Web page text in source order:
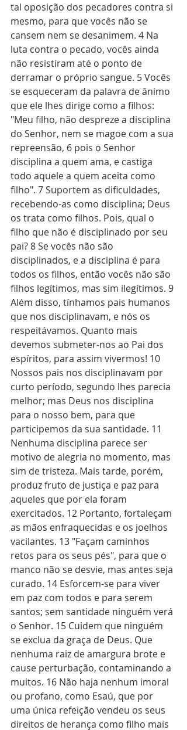
tal oposição dos pecadores contra si
mesmo, para que vocês não se
cansem nem se desanimem. 4 Na
luta contra o pecado, vocês ainda
não resistiram até o ponto de
derramar o próprio sangue. 5 Vocês
se esqueceram da palavra de ânimo
que ele lhes dirige como a filhos:
"Meu filho, não despreze a disciplina
do Senhor, nem se magoe com a sua
repreensão, 6 pois o Senhor
disciplina a quem ama, e castiga
todo aquele a quem aceita como
filho". 7 Suportem as dificuldades,
recebendo-as como disciplina; Deus
os trata como filhos. Pois, qual o
filho que não é disciplinado por seu
pai? 8 Se vocês não são
disciplinados, e a disciplina é para
todos os filhos, então vocês não são
filhos legítimos, mas sim ilegítimos. 9
Além disso, tínhamos pais humanos
que nos disciplinavam, e nós os
respeitávamos. Quanto mais
devemos submeter-nos ao Pai dos
espíritos, para assim vivermos! 10
Nossos pais nos disciplinavam por
curto período, segundo lhes parecia
melhor; mas Deus nos disciplina
para o nosso bem, para que
participemos da sua santidade. 11
Nenhuma disciplina parece ser
motivo de alegria no momento, mas
sim de tristeza. Mais tarde, porém,
produz fruto de justiça e paz para
aqueles que por ela foram
exercitados. 12 Portanto, fortaleçam
as mãos enfraquecidas e os joelhos
vacilantes. 13 "Façam caminhos
retos para os seus pés", para que o
manco não se desvie, mas antes seja
curado. 14 Esforcem-se para viver
em paz com todos e para serem
santos; sem santidade ninguém verá
o Senhor. 15 Cuidem que ninguém
se exclua da graça de Deus. Que
nenhuma raiz de amargura brote e
cause perturbação, contaminando a
muitos. 16 Não haja nenhum imoral
ou profano, como Esaú, que por
uma única refeição vendeu os seus
direitos de herança como filho mais